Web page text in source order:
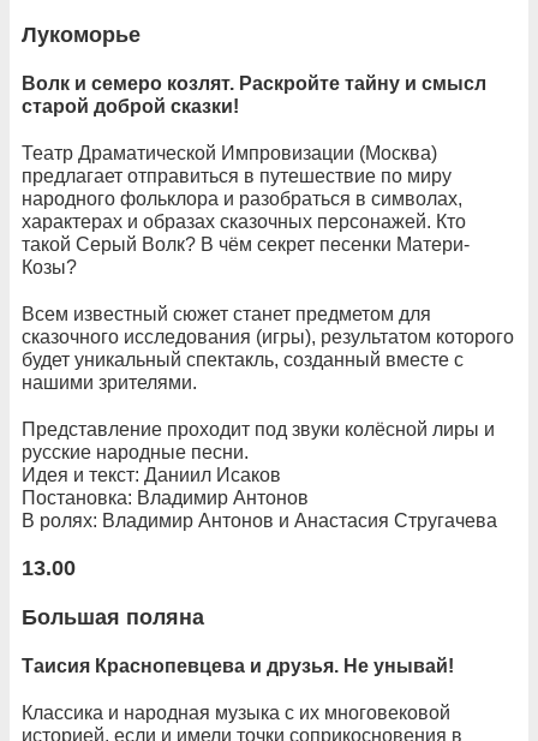
Лукоморье
Волк и семеро козлят. Раскройте тайну и смысл
старой доброй сказки!
Театр Драматической Импровизации (Москва)
предлагает отправиться в путешествие по миру
народного фольклора и разобраться в символах,
характерах и образах сказочных персонажей. Кто
такой Серый Волк? В чём секрет песенки Матери-
Козы?
Всем известный сюжет станет предметом для
сказочного исследования (игры), результатом которого
будет уникальный спектакль, созданный вместе с
нашими зрителями.
Представление проходит под звуки колёсной лиры и
русские народные песни.
Идея и текст: Даниил Исаков
Постановка: Владимир Антонов
В ролях: Владимир Антонов и Анастасия Стругачева
13.00
Большая поляна
Таисия Краснопевцева и друзья. Не унывай!
Классика и народная музыка с их многовековой
историей, если и имели точки соприкосновения в